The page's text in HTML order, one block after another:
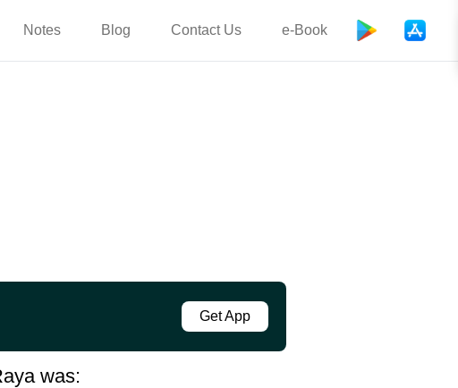
Notes Blog Contact Us e-Book
Get App
was: